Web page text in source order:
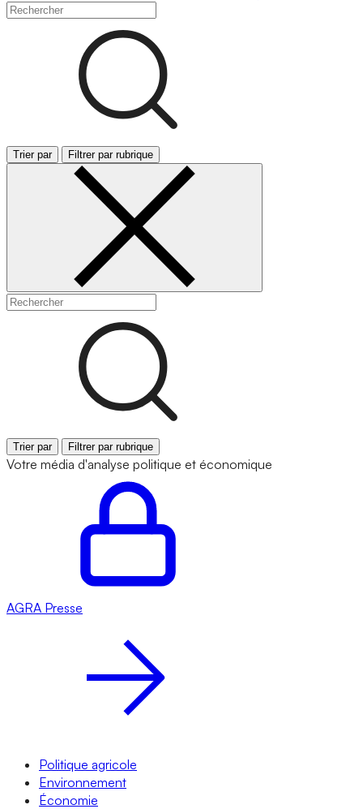
Trier par Filtrer par rubrique
Trier par Filtrer par rubrique
Votre média d'analyse politique et économique
AGRA Presse
Politique agricole
Environnement
Économie